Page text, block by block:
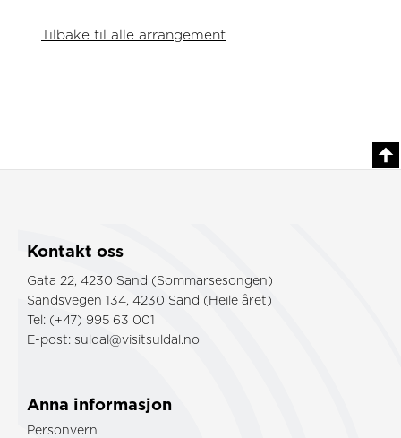
Tilbake til alle arrangement
Kontakt oss
Gata 22, 4230 Sand (Sommarsesongen)
Sandsvegen 134, 4230 Sand (Heile året)
Tel: (+47) 995 63 001
E-post: suldal@visitsuldal.no
Anna informasjon
Personvern